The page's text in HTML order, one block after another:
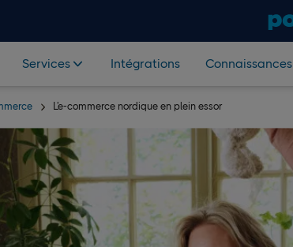
Services Intégrations Connaissances
L’e-commerce nordique en plein essor